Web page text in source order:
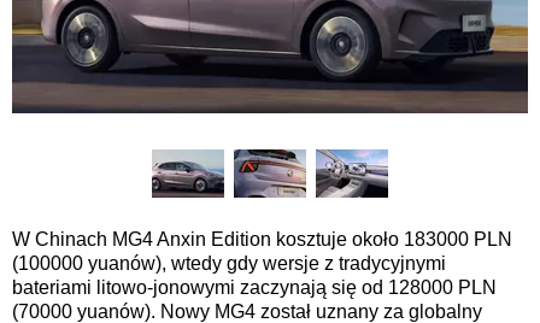
W Chinach MG4 Anxin Edition kosztuje około 183000 PLN
(100000 yuanów), wtedy gdy wersje z tradycyjnymi
bateriami litowo-jonowymi zaczynają się od 128000 PLN
(70000 yuanów). Nowy MG4 został uznany za globalny